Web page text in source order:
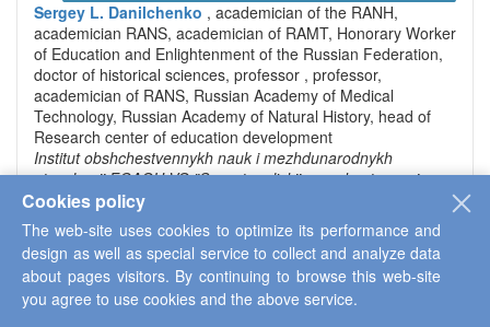
Sergey L. Danilchenko , academician of the RANH,
academician RANS, academician of RAMT, Honorary Worker
of Education and Enlightenment of the Russian Federation,
doctor of historical sciences, professor , professor,
academician of RANS, Russian Academy of Medical
Technology, Russian Academy of Natural History, head of
Research center of education development
Institut obshchestvennykh nauk i mezhdunarodnykh
otnoshenii FGAOU VO "Sevastopol'skii gosudarstvennyi
universitet" , Севастополь г
«The System of Continuous Pedagogical Education in
Moscow in the 1990s and 2000s: Status and Prospects»
Cookies policy
The web-site uses cookies to optimize its performance and
design as well as special service to collect and analyze data
about pages visitors. By continuing to browse this web-site
you agree to use cookies and the above service.